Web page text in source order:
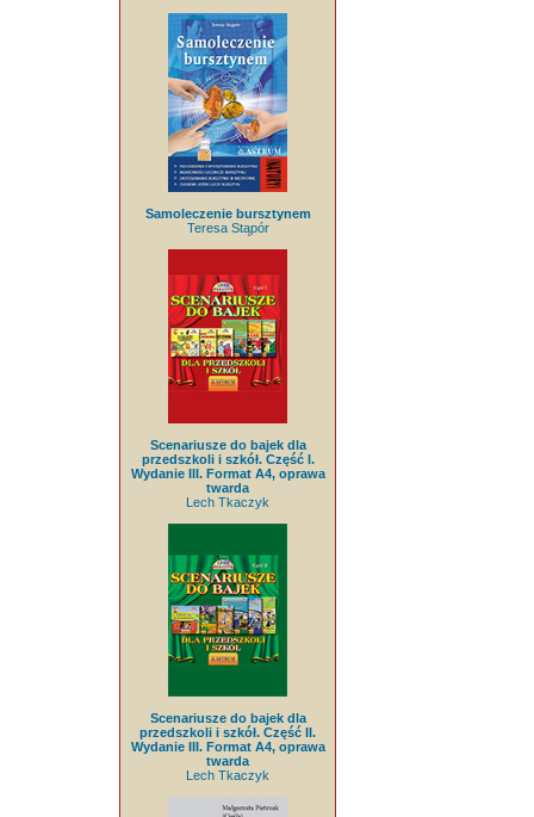
Samoleczenie bursztynem
Teresa Stąpór
Scenariusze do bajek dla
przedszkoli i szkół. Część I.
Wydanie III. Format A4, oprawa
twarda
Lech Tkaczyk
Scenariusze do bajek dla
przedszkoli i szkół. Część II.
Wydanie III. Format A4, oprawa
twarda
Lech Tkaczyk